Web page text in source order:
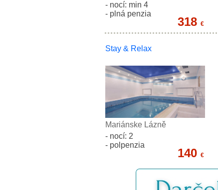
- nocí: min 4
- plná penzia
318 €
Stay & Relax
Mariánske Lázně
- nocí: 2
- polpenzia
140 €